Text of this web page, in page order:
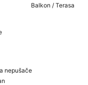
Balkon / Terasa
nepušače